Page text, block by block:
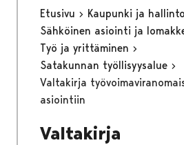
Etusivu Kaupunki ja hallinto
Sähköinen asiointi ja
Työ ja yrittäminen
Satakunnan työllisyysalue
Valtakirja
asiointiin
Valtakirja